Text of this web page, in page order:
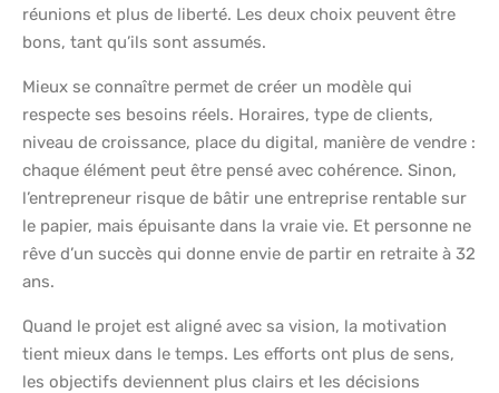
réunions et plus de liberté. Les deux choix peuvent être
bons, tant qu’ils sont assumés.
Mieux se connaître permet de créer un modèle qui
respecte ses besoins réels. Horaires, type de clients,
niveau de croissance, place du digital, manière de vendre :
chaque élément peut être pensé avec cohérence. Sinon,
l’entrepreneur risque de bâtir une entreprise rentable sur
le papier, mais épuisante dans la vraie vie. Et personne ne
rêve d’un succès qui donne envie de partir en retraite à 32
ans.
Quand le projet est aligné avec sa vision, la motivation
tient mieux dans le temps. Les efforts ont plus de sens,
les objectifs deviennent plus clairs et les décisions